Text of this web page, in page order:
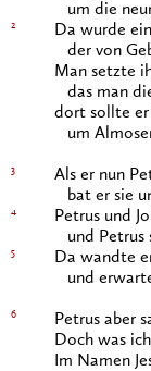
um die
2
Da wurde
der von
Man setzte
das man
dort sollte er
um
3
Als er nun
bat er sie
4
Petrus und
und Petrus
5
Da wandte
und
6
Petrus aber
Doch was
Im Namen